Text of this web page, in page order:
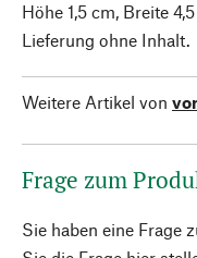
Höhe 1,5 cm, Breite
Lieferung ohne Inhalt.
Weitere Artikel von
Frage zum
Sie haben eine Frage